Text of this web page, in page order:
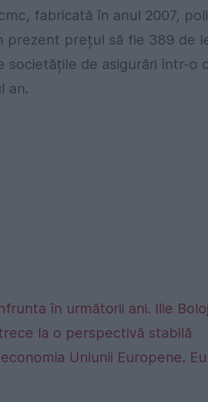
fabricată în anul 2007,
prezent prețul să fie 389 de
societățile de asigurări într-o
an.
în următorii ani. Ilie
la o perspectivă stabilă
Uniunii Europene.